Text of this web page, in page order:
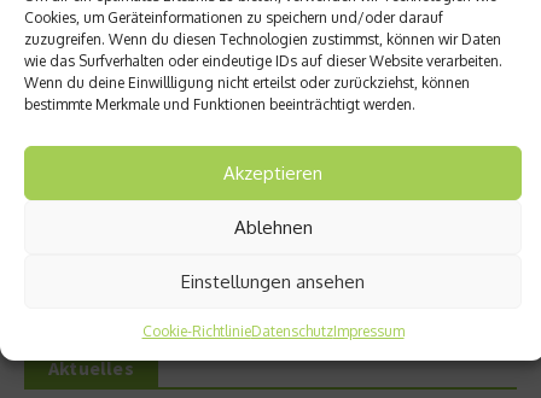
Cookies, um Geräteinformationen zu speichern und/oder darauf
zuzugreifen. Wenn du diesen Technologien zustimmst, können wir Daten
wie das Surfverhalten oder eindeutige IDs auf dieser Website verarbeiten.
Wenn du deine Einwillligung nicht erteilst oder zurückziehst, können
bestimmte Merkmale und Funktionen beeinträchtigt werden.
Akzeptieren
Ablehnen
Einstellungen ansehen
Cookie-RichtlinieDatenschutzImpressum
Ähnliche Beiträge
Welche Flohsamenschalen sollte ich kaufen?
Gesundheit
Wie MoleQlar
Aktuelles